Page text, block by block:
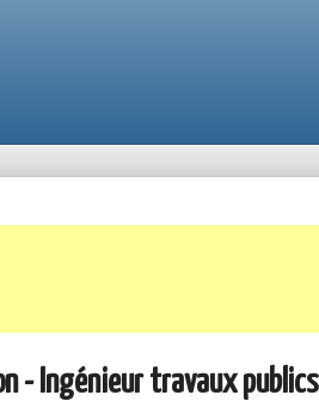
- Ingénieur travaux publics